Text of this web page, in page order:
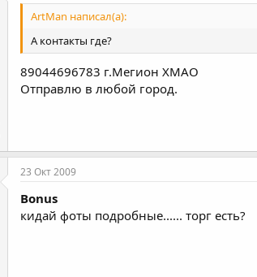
ArtMan написал(а):
А контакты где?
89044696783 г.Мегион ХМАО
Отправлю в любой город.
23 Окт 2009
Bonus
кидай фоты подробные...... торг есть?